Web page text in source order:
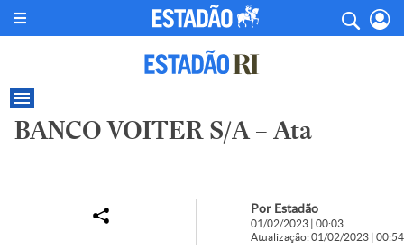
BANCO VOITER S/A – Ata
Por Estadão
01/02/2023 | 00:03
Atualização: 01/02/2023 | 00:54